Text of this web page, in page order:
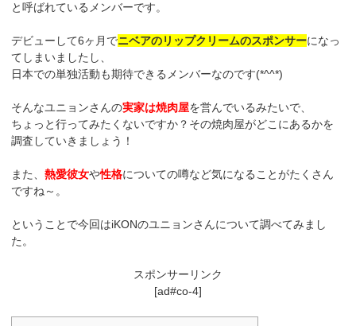
と呼ばれているメンバーです。
デビューして6ヶ月でニベアのリップクリームのスポンサーになっ
てしまいましたし、
日本での単独活動も期待できるメンバーなのです(*^^*)
そんなユニョンさんの実家は焼肉屋を営んでいるみたいで、
ちょっと行ってみたくないですか？その焼肉屋がどこにあるかを
調査していきましょう！
また、熱愛彼女や性格についての噂など気になることがたくさん
ですね～。
ということで今回はiKONのユニョンさんについて調べてみまし
た。
スポンサーリンク
[ad#co-4]